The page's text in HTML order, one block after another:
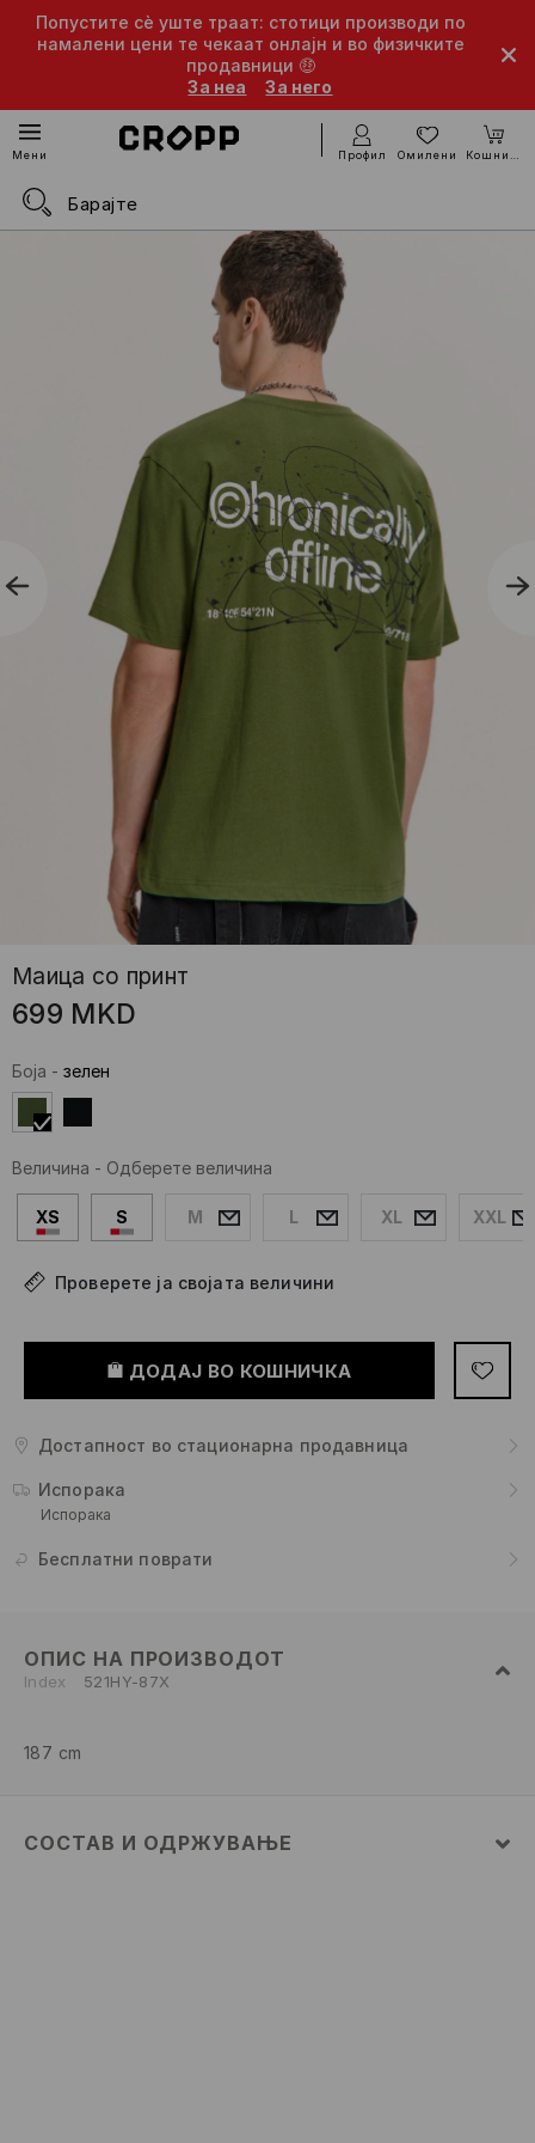
Попустите сè уште траат: стотици производи по
намалени цени те чекаат онлајн и во физичките
продавници 🤑
За неа
За него
Мени Профил Омилени Кошничка
Маица со принт
699 MKD
Боја - зелен
Величина - Одберете величина
XS S M L XL XXL
Проверете ја својата величини
ДОДАЈ ВО КОШНИЧКА
Достапност во стационарна продавница
Испорака
Испорака
Бесплатни поврати
ОПИС НА ПРОИЗВОДОТ
Index 521HY-87X
187 cm
СОСТАВ И ОДРЖУВАЊЕ